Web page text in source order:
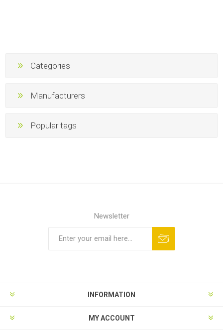
Categories
Manufacturers
Popular tags
Newsletter
INFORMATION
MY ACCOUNT